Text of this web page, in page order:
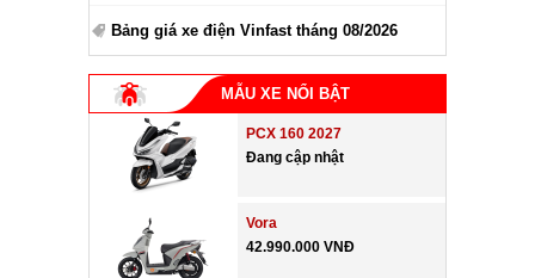
Bảng giá xe điện Vinfast tháng 08/2026
MẪU XE NỔI BẬT
PCX 160 2027
Đang cập nhật
Vora
42.990.000 VNĐ